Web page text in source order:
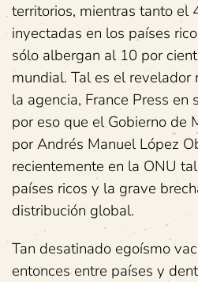
territorios, mientras tanto el
inyectadas en los países
sólo albergan al 10 por
mundial. Tal es el revelador
la agencia, France Press en
por eso que el Gobierno de
por Andrés Manuel López
recientemente en la ONU
países ricos y la grave
distribución global.
Tan desatinado egoísmo
entonces entre países y